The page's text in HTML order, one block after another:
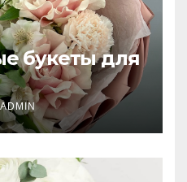
букеты для
ADMIN